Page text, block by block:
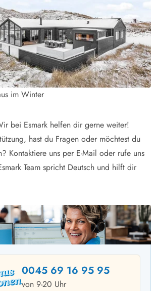
im Winter
bei Esmark helfen dir gerne weiter!
hast du Fragen oder möchtest du
Kontaktiere uns per E-Mail oder rufe uns
Team spricht Deutsch und hilft dir
0045 69 16 95 95
von 9-20 Uhr